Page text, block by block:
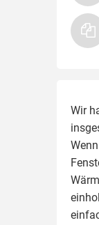
Wir